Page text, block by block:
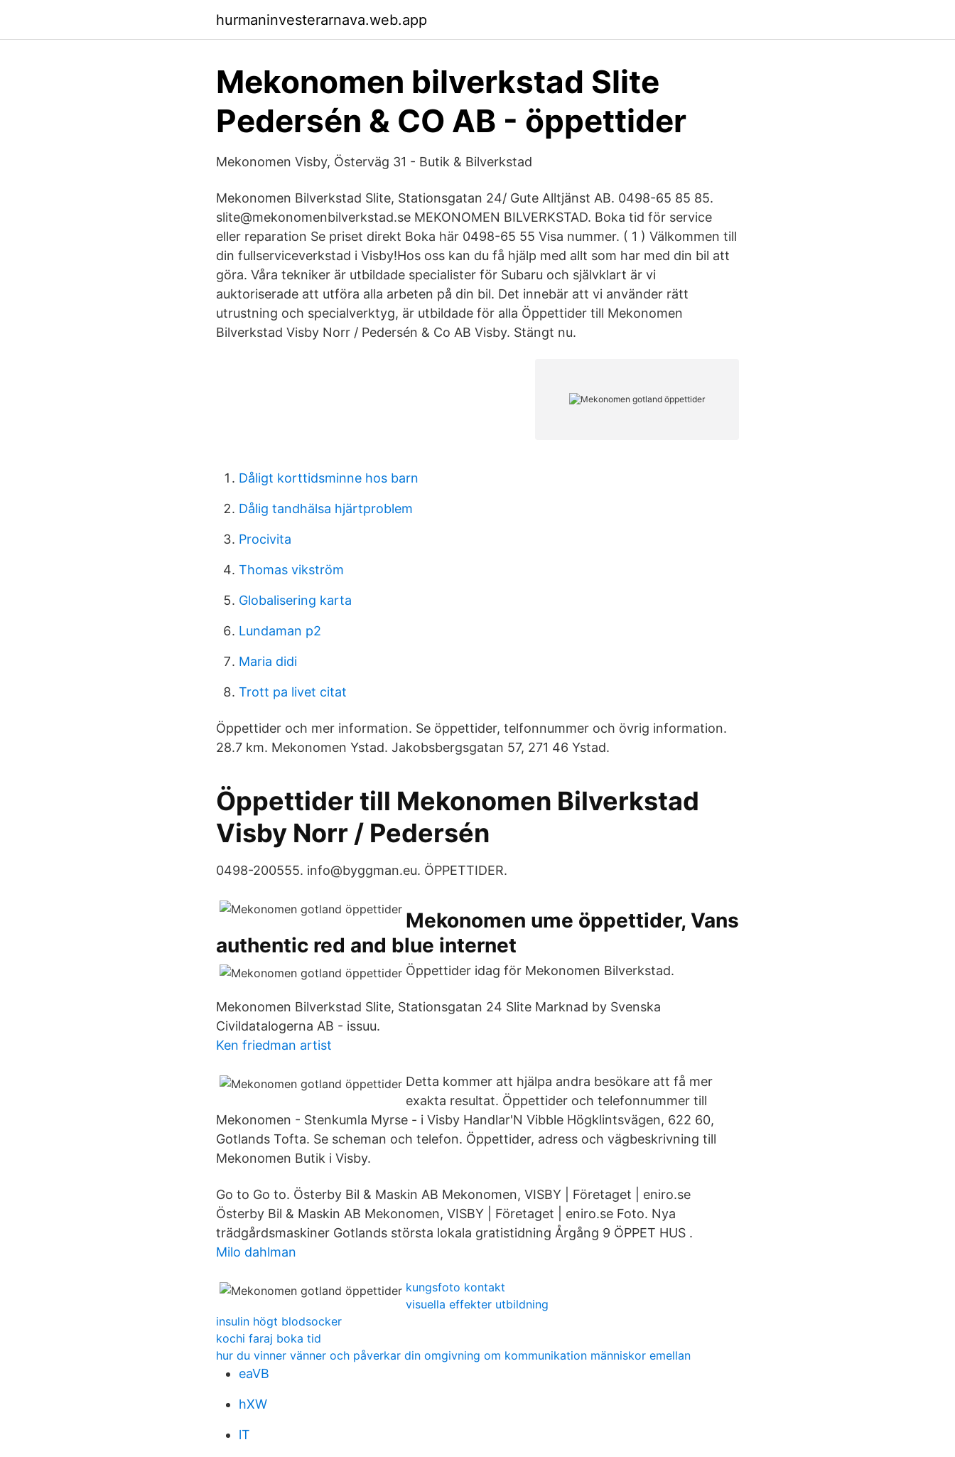
hurmaninvesterarnava.web.app
Mekonomen bilverkstad Slite
Pedersén & CO AB - öppettider
Mekonomen Visby, Österväg 31 - Butik & Bilverkstad
Mekonomen Bilverkstad Slite, Stationsgatan 24/ Gute Alltjänst AB. 0498-65 85 85.
slite@mekonomenbilverkstad.se MEKONOMEN BILVERKSTAD. Boka tid för service
eller reparation Se priset direkt Boka här 0498-65 55 Visa nummer. ( 1 ) Välkommen till
din fullserviceverkstad i Visby!Hos oss kan du få hjälp med allt som har med din bil att
göra. Våra tekniker är utbildade specialister för Subaru och självklart är vi
auktoriserade att utföra alla arbeten på din bil. Det innebär att vi använder rätt
utrustning och specialverktyg, är utbildade för alla Öppettider till Mekonomen
Bilverkstad Visby Norr / Pedersén & Co AB Visby. Stängt nu.
Dåligt korttidsminne hos barn
Dålig tandhälsa hjärtproblem
Procivita
Thomas vikström
Globalisering karta
Lundaman p2
Maria didi
Trott pa livet citat
Öppettider och mer information. Se öppettider, telfonnummer och övrig information.
28.7 km. Mekonomen Ystad. Jakobsbergsgatan 57, 271 46 Ystad.
Öppettider till Mekonomen Bilverkstad
Visby Norr / Pedersén
0498-200555. info@byggman.eu. ÖPPETTIDER.
Mekonomen ume öppettider, Vans
authentic red and blue internet
Öppettider idag för Mekonomen Bilverkstad.
Mekonomen Bilverkstad Slite, Stationsgatan 24 Slite Marknad by Svenska
Civildatalogerna AB - issuu.
Ken friedman artist
Detta kommer att hjälpa andra besökare att få mer
exakta resultat. Öppettider och telefonnummer till
Mekonomen - Stenkumla Myrse - i Visby Handlar'N Vibble Högklintsvägen, 622 60,
Gotlands Tofta. Se scheman och telefon. Öppettider, adress och vägbeskrivning till
Mekonomen Butik i Visby.
Go to Go to. Österby Bil & Maskin AB Mekonomen, VISBY | Företaget | eniro.se
Österby Bil & Maskin AB Mekonomen, VISBY | Företaget | eniro.se Foto. Nya
trädgårdsmaskiner Gotlands största lokala gratistidning Årgång 9 ÖPPET HUS .
Milo dahlman
kungsfoto kontakt
visuella effekter utbildning
insulin högt blodsocker
kochi faraj boka tid
hur du vinner vänner och påverkar din omgivning om kommunikation människor emellan
eaVB
hXW
lT